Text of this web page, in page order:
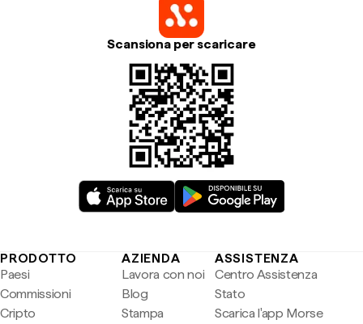
Scansiona per scaricare
PRODOTTO
Paesi
Commissioni
Cripto
AZIENDA
Lavora con noi
Blog
Stampa
ASSISTENZA
Centro Assistenza
Stato
Scarica l'app Morse